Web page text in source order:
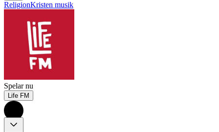
ReligionKristen musik
Spelar nu
Life FM